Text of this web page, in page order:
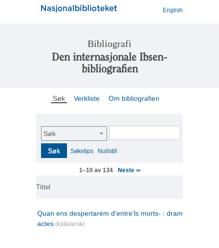
English
Bibliografi
Den internasjonale Ibsen-
bibliografien
Søk Verkliste Om bibliografien
Søk
Søk Søketips Nullstill
1–10 av 134 Neste >>
Tittel
Quan ens despertarém d'entre'ls morts- : drama en tres
actes (katalansk)